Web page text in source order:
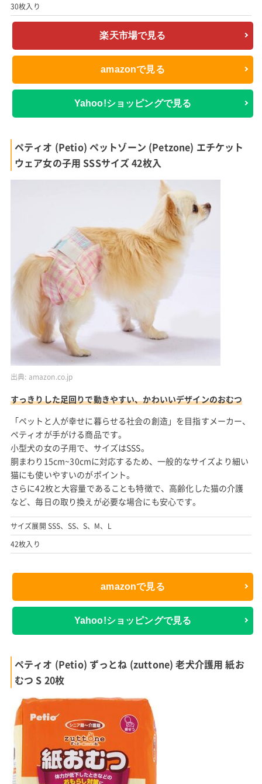
30枚入り
楽天市場で見る
amazonで見る
Yahoo!ショッピングで見る
ペティオ (Petio) ペットゾーン (Petzone) エチケット
ウェア女の子用 SSSサイズ 42枚入
出典: amazon.co.jp
すっきりした足回りで動きやすい、かわいいデザインのおむつ
「ペットと人が幸せに暮らせる社会の創造」を目指すメーカー、
ペティオが手がける商品です。
小型犬の女の子用で、サイズはSSS。
胴まわり15cm~30cmに対応するため、一般的なサイズより細い
猫にも使いやすいのがポイント。
さらに42枚と大容量であることも特徴で、高齢化した猫の介護
など、毎日の取り換えが必要な場合にも安心です。
サイズ展開 SSS、SS、S、M、L
42枚入り
amazonで見る
Yahoo!ショッピングで見る
ペティオ (Petio) ずっとね (zuttone) 老犬介護用 紙お
むつ S 20枚